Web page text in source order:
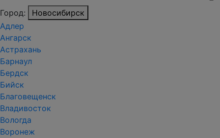
Город:
Новосибирск
Адлер
Ангарск
Астрахань
Барнаул
Бердск
Бийск
Благовещенск
Владивосток
Вологда
Воронеж